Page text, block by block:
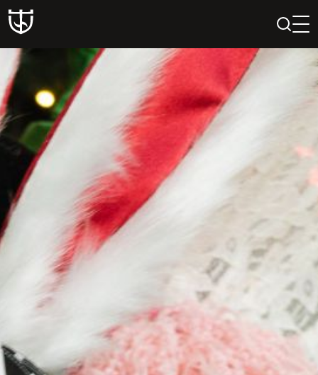
PAIEŠKA
PROFILIS
KREPŠELIS
Teatras
ISTORIJA
KŪRĖJAI
FESTIVALIS „THEATRIUM”
EDUKACIJA IR PARODOS
KULTŪROS PASAS